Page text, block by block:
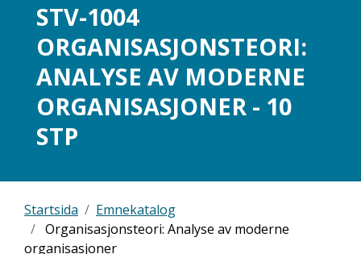
STV-1004
ORGANISASJONSTEORI:
ANALYSE AV MODERNE
ORGANISASJONER - 10
STP
Startsida
Emnekatalog
Organisasjonsteori: Analyse av moderne
organisasjoner